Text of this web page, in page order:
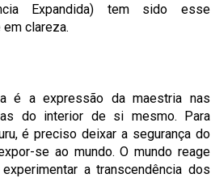
Expandida) tem sido esse
clareza.
é a expressão da maestria nas
do interior de si mesmo. Para
é preciso deixar a segurança do
se ao mundo. O mundo reage
a transcendência dos